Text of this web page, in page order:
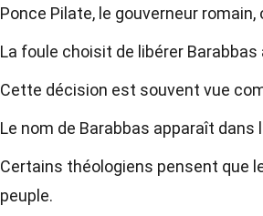
Ponce Pilate, le gouverneur
La foule choisit de libérer Barabbas
Cette décision est souvent vue
Le nom de Barabbas apparaît dans
Certains théologiens pensent que
peuple.